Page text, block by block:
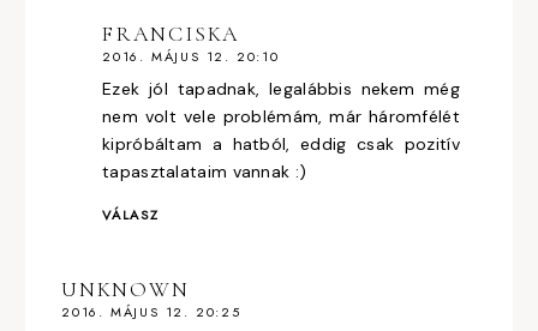
FRANCISKA
2016. MÁJUS 12. 20:10
Ezek jól tapadnak, legalábbis nekem még
nem volt vele problémám, már háromfélét
kipróbáltam a hatból, eddig csak pozitív
tapasztalataim vannak :)
VÁLASZ
UNKNOWN
2016. MÁJUS 12. 20:25